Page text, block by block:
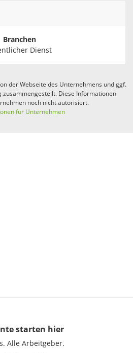
Branchen
Dienst
der Webseite des Unternehmens und ggf.
zusammengestellt. Diese Informationen
noch nicht autorisiert.
für Unternehmen
starten hier
Alle Arbeitgeber.